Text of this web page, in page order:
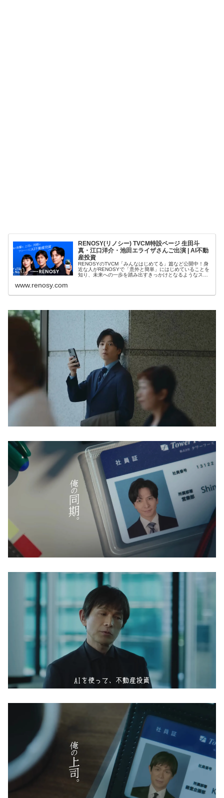
RENOSY(リノシー) TVCM特設ページ 生田斗
真・江口洋介・池田エライザさんご出演 | AI不動
産投資
RENOSYのTVCM「みんなはじめてる」篇など公開中！身
近な人がRENOSYで「意外と簡単」にはじめていることを
知り、未来への一歩を踏み出すきっかけとなるようなスト
www.renosy.com